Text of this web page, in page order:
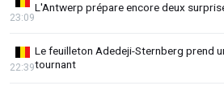
L'Antwerp prépare encore deux
23:09
Le feuilleton Adedeji-Sternberg prend
tournant
22:39